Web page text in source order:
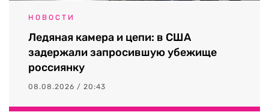
НОВОСТИ
Ледяная камера и цепи: в США
задержали запросившую убежище
россиянку
08.08.2026 / 20:43